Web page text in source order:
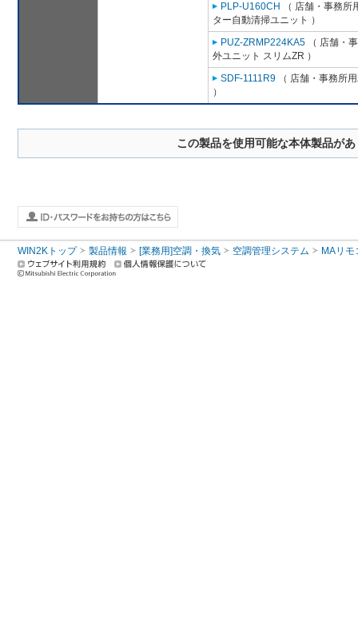
PLP-U160CH
（ 店舗・事務所
ター自動清掃ユニット ）
PUZ-ZRMP224KA5 （ 店舗・
外ユニット スリムZR ）
SDF-1111R9 （ 店舗・事務所
）
この製品を使用可能な本体製品が
WIN2Kトップ 製品情報 [業務用]空調・換気 空調管理システム MAリモ